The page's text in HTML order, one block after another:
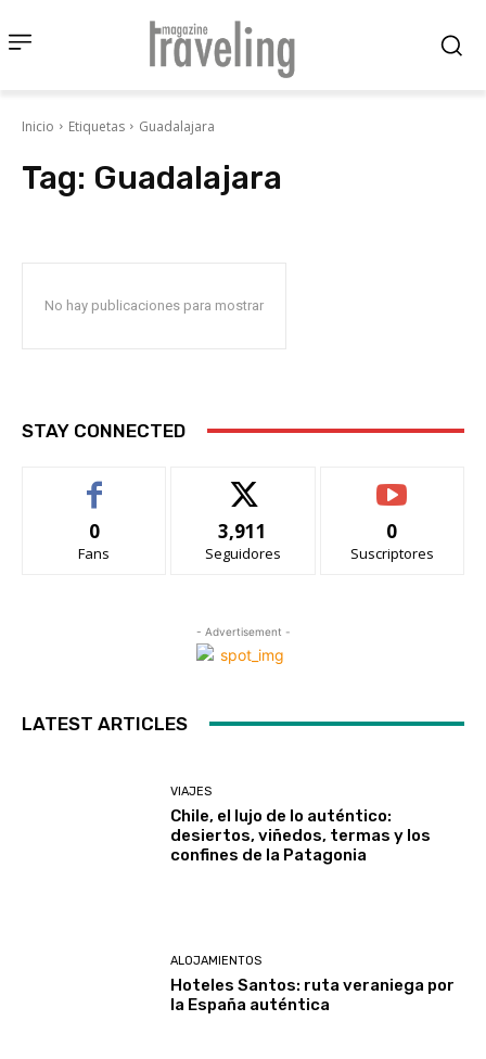
Inicio Etiquetas Guadalajara
Tag: Guadalajara
No hay publicaciones para mostrar
STAY CONNECTED
0
Fans
3,911
Seguidores
0
Suscriptores
- Advertisement -
LATEST ARTICLES
VIAJES
Chile, el lujo de lo auténtico:
desiertos, viñedos, termas y los
confines de la Patagonia
ALOJAMIENTOS
Hoteles Santos: ruta veraniega por
la España auténtica